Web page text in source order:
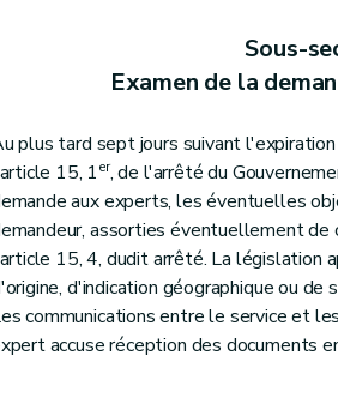
Sous-
Examen de la
plus tard sept jours suivant
15, 1er, de l'arrêté du
aux experts, les éventuelles
assorties éventuellement de
15, 4, dudit arrêté. La législation
d'indication géographique ou
communications entre le service et
accuse réception des documents